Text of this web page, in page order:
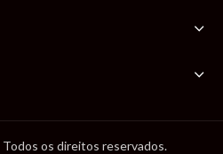
Todos os direitos reservados.